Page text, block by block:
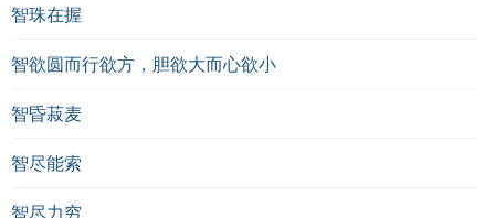
智珠在握
智欲圆而行欲方，胆欲大而心欲小
智昏菽麦
智尽能索
智尽力穷